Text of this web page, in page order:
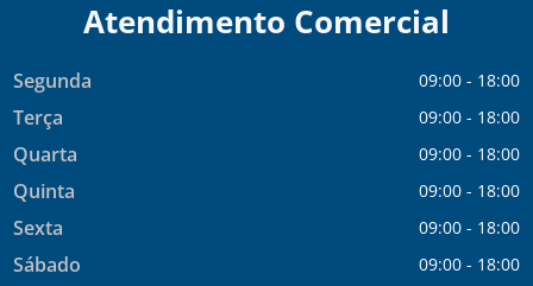
Atendimento Comercial
Segunda 09:00 - 18:00
Terça 09:00 - 18:00
Quarta 09:00 - 18:00
Quinta 09:00 - 18:00
Sexta 09:00 - 18:00
Sábado 09:00 - 18:00